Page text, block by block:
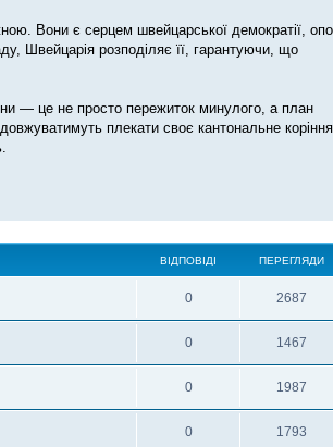
Вони є серцем швейцарської демократії,
Швейцарія розподіляє її, гарантуючи, що
— це не просто пережиток минулого, а план
плекати своє кантональне коріння,
ВІДПОВІДІ ПЕРЕГЛЯДИ
0 2687
0 1467
0 1987
0 1793